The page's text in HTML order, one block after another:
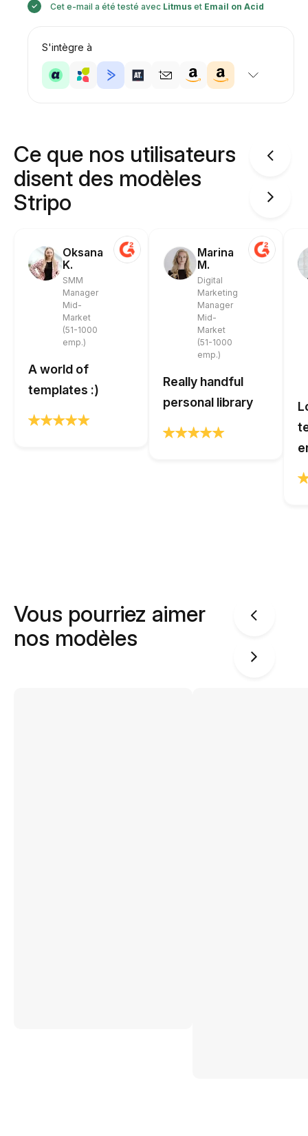
Cet e-mail a été testé avec Litmuset Email on Acid
S'intègre à
Ce que nos utilisateurs
disent des modèles
Stripo
Oksana
K.
SMM
Manager
Mid-
Market
(51-1000
emp.)
A world of
templates :)
Marina
M.
Digital
Marketing
Manager
Mid-
Market
(51-1000
emp.)
Really handful
personal library
Vous pourriez aimer
nos modèles